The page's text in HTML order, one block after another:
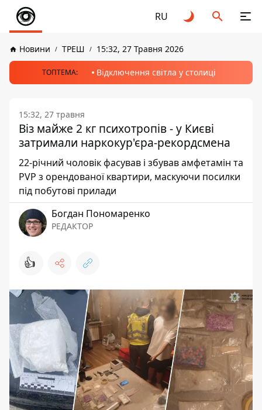
RU
Новини ТРЕШ 15:32, 27 Травня 2026
ТОПТЕМА: Відключення світла у столиці
15:32, 27 травня
Віз майже 2 кг психотропів - у Києві
затримали наркокур'єра-рекордсмена
22-річний чоловік фасував і збував амфетамін та
PVP з орендованої квартири, маскуючи посилки
під побутові прилади
Богдан Пономаренко
РЕДАКТОР
👍